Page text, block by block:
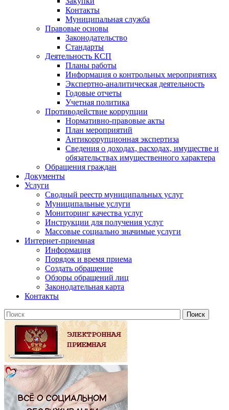
Контакты
Муниципальная служба
Правовые основы
Законодательство
Стандарты
Деятельность КСП
Планы работы
Информация о контрольных мероприятиях
Экспертно-аналитическая деятельность
Годовые отчеты
Учетная политика
Противодействие коррупции
Нормативно-правовые акты
План мероприятий
Антикоррупционная экспертиза
Сведения о доходах, расходах, имуществе и
обязательствах имущественного характера
Обращения граждан
Документы
Услуги
Сводный реестр муниципальных услуг
Муниципальные услуги
Мониторинг качества услуг
Инструкции для получения услуг
Массовые социально значимые услуги
Интернет-приемная
Информация
Порядок и время приема
Создать обращение
Обзоры обращений лиц
Законодательная карта
Контакты